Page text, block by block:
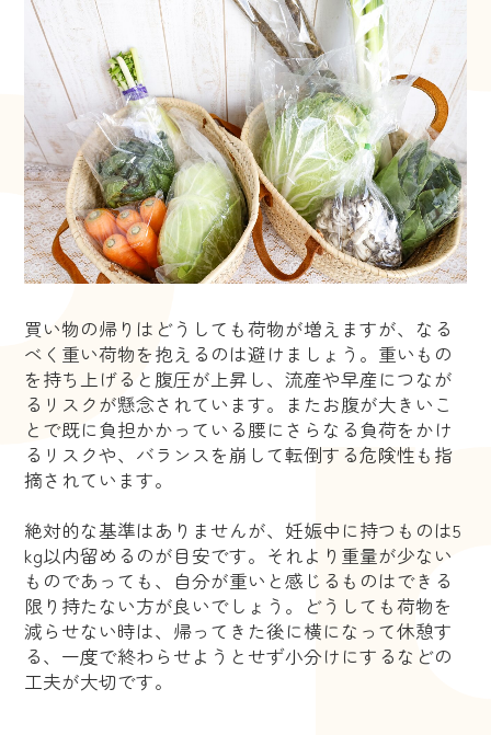
買い物の帰りはどうしても荷物が増えますが、なる
べく重い荷物を抱えるのは避けましょう。重いもの
を持ち上げると腹圧が上昇し、流産や早産につなが
るリスクが懸念されています。またお腹が大きいこ
とで既に負担かかっている腰にさらなる負荷をかけ
るリスクや、バランスを崩して転倒する危険性も指
摘されています。
絶対的な基準はありませんが、妊娠中に持つものは5
kg以内留めるのが目安です。それより重量が少ない
ものであっても、自分が重いと感じるものはできる
限り持たない方が良いでしょう。どうしても荷物を
減らせない時は、帰ってきた後に横になって休憩す
る、一度で終わらせようとせず小分けにするなどの
工夫が大切です。